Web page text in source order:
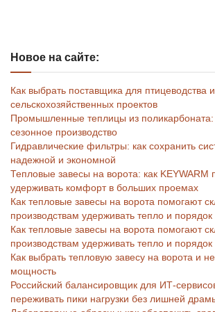
Новое на сайте:
Как выбрать поставщика для птицеводства и
сельскохозяйственных проектов
Промышленные теплицы из поликарбоната:
сезонное производство
Гидравлические фильтры: как сохранить
надежной и экономной
Тепловые завесы на ворота: как KEYWARM
удерживать комфорт в больших проемах
Как тепловые завесы на ворота помогают
производствам удерживать тепло и порядок
Как тепловые завесы на ворота помогают
производствам удерживать тепло и порядок
Как выбрать тепловую завесу на ворота и
мощность
Российский балансировщик для ИТ-
переживать пики нагрузки без лишней